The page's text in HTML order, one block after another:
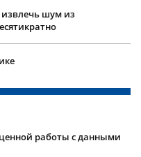
шум из
работы с данными